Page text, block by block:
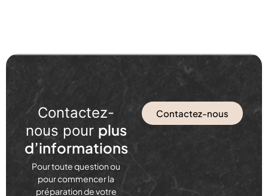
Contactez-
nous pour plus
d’informations
Pour toute question ou
pour commencer la
préparation de votre
Contactez-nous